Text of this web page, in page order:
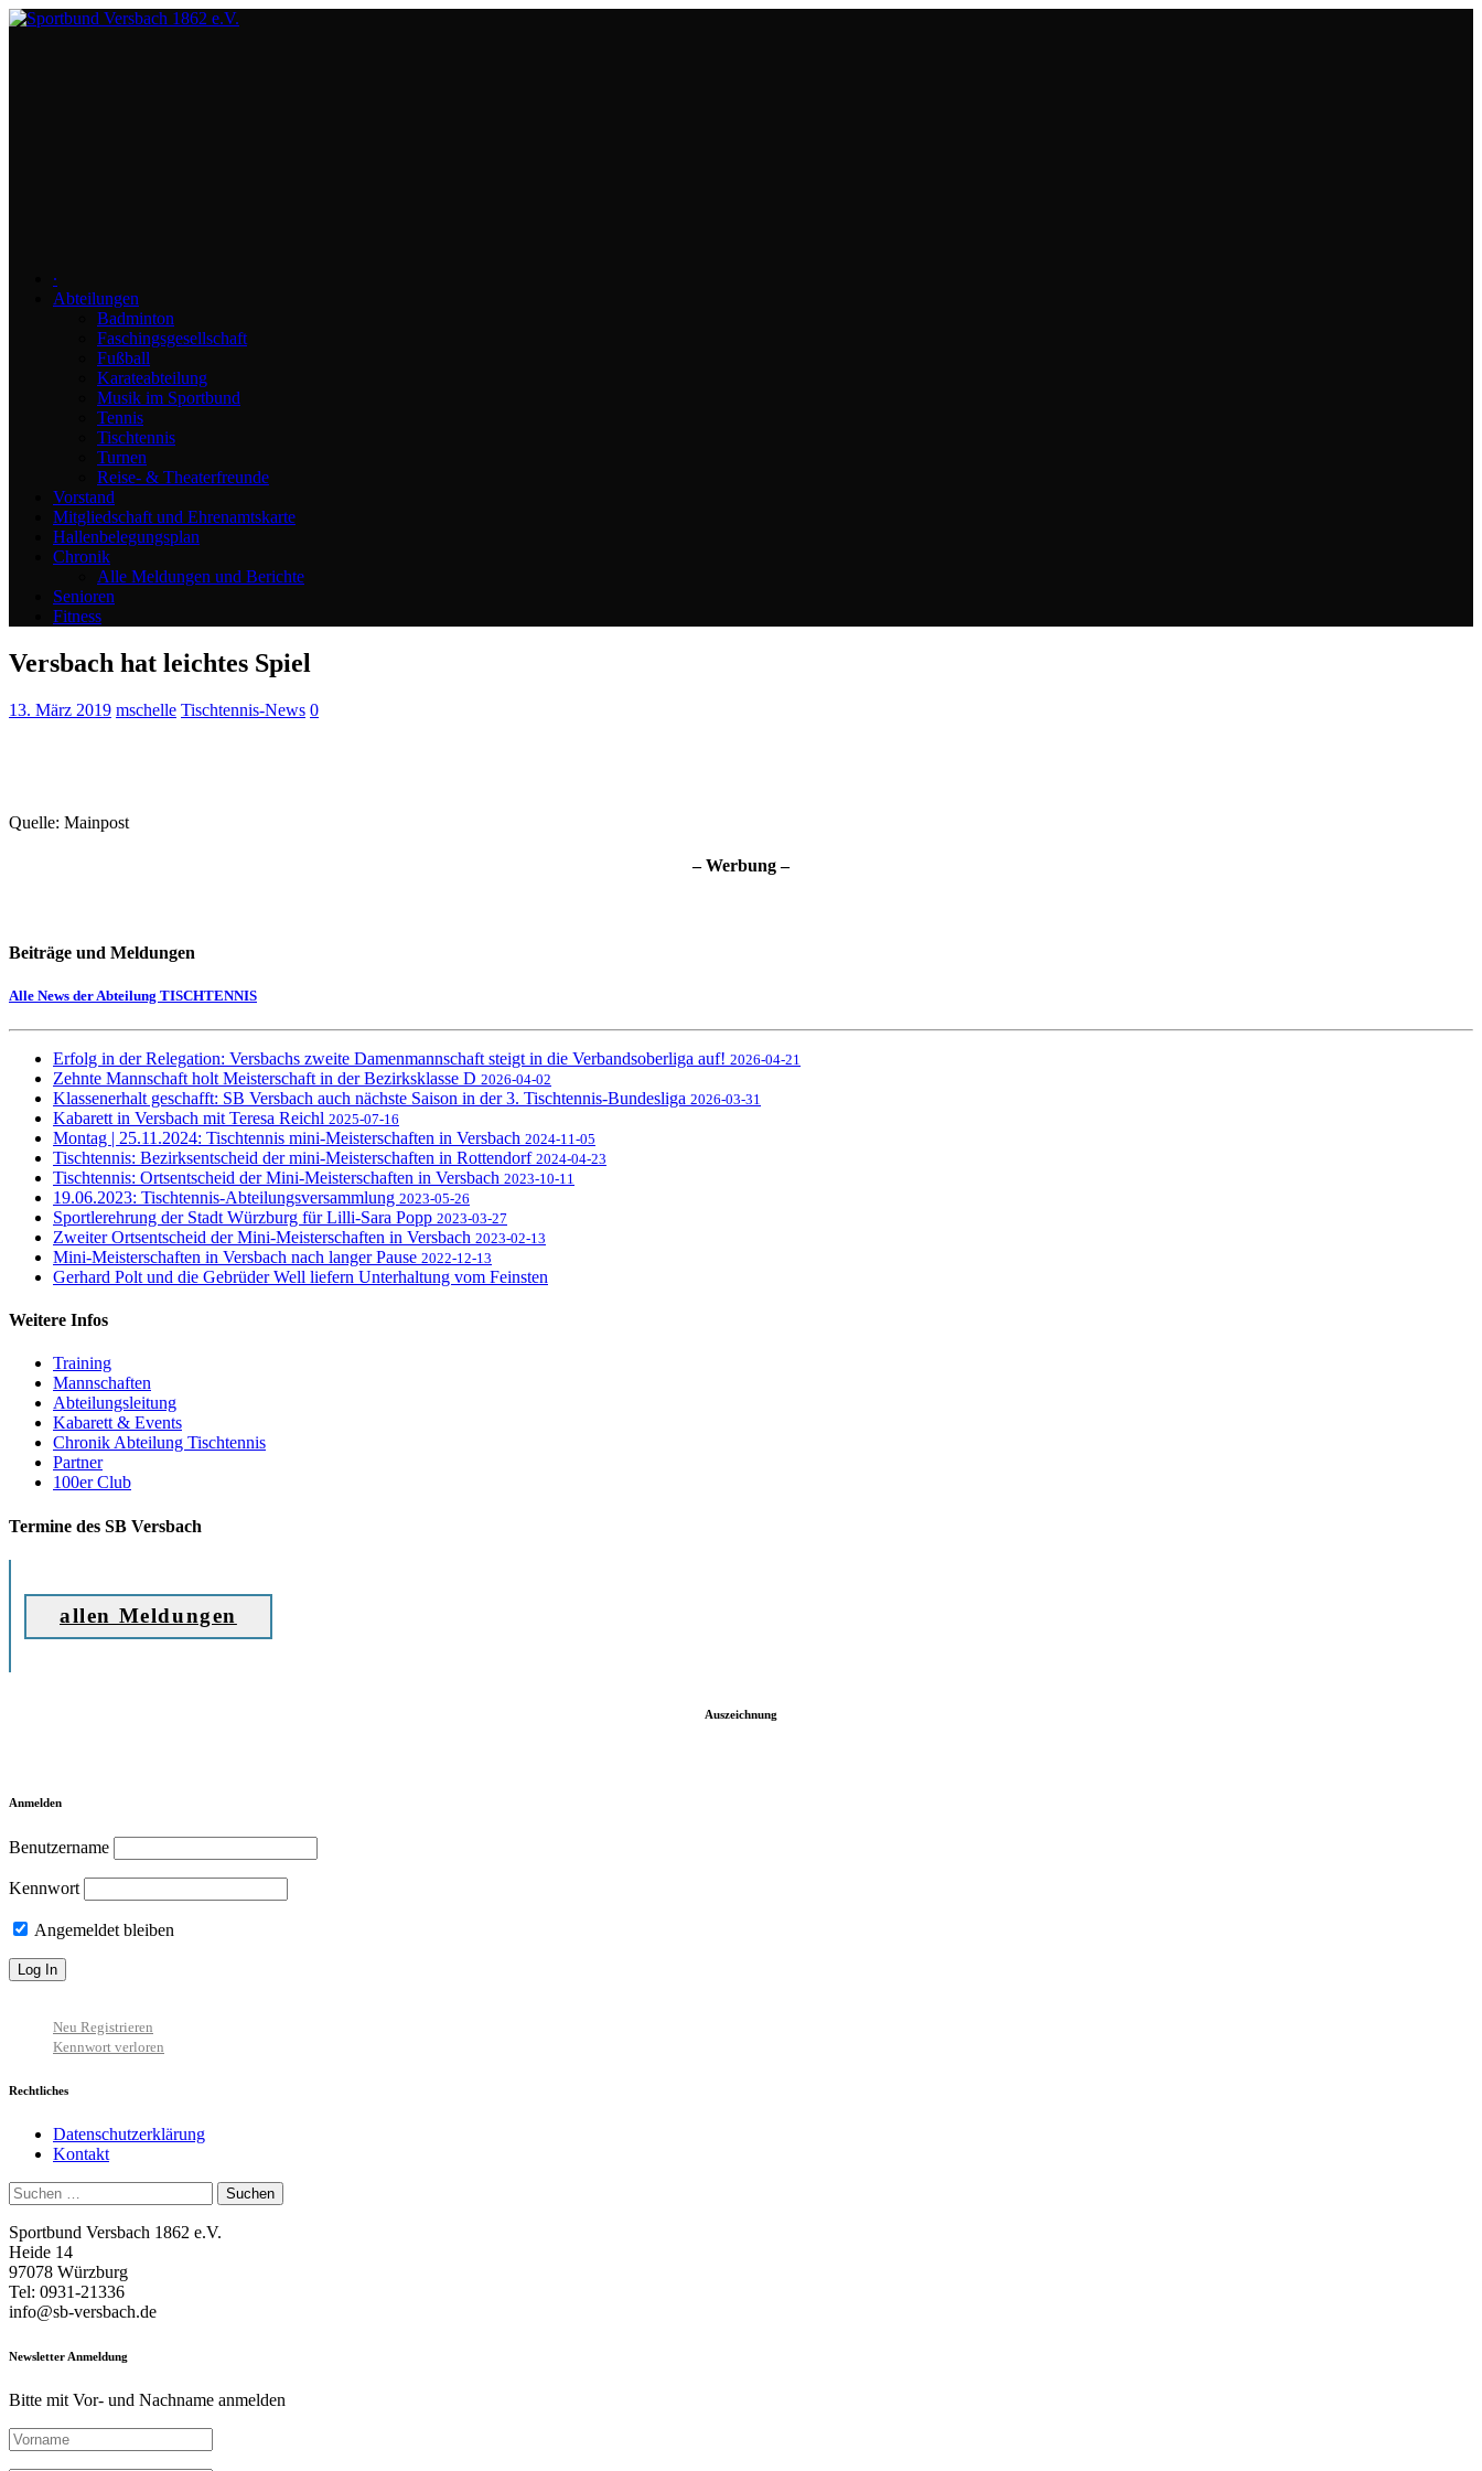
∙
Abteilungen
Badminton
Faschingsgesellschaft
Fußball
Karateabteilung
Musik im Sportbund
Tennis
Tischtennis
Turnen
Reise- & Theaterfreunde
Vorstand
Mitgliedschaft und Ehrenamtskarte
Hallenbelegungsplan
Chronik
Alle Meldungen und Berichte
Senioren
Fitness
Versbach hat leichtes Spiel
13. März 2019 mschelle Tischtennis-News 0
Quelle: Mainpost
– Werbung –
Beiträge und Meldungen
Alle News der Abteilung TISCHTENNIS
Erfolg in der Relegation: Versbachs zweite Damenmannschaft steigt in die Verbandsoberliga auf! 2026-04-21
Zehnte Mannschaft holt Meisterschaft in der Bezirksklasse D 2026-04-02
Klassenerhalt geschafft: SB Versbach auch nächste Saison in der 3. Tischtennis-Bundesliga 2026-03-31
Kabarett in Versbach mit Teresa Reichl 2025-07-16
Montag | 25.11.2024: Tischtennis mini-Meisterschaften in Versbach 2024-11-05
Tischtennis: Bezirksentscheid der mini-Meisterschaften in Rottendorf 2024-04-23
Tischtennis: Ortsentscheid der Mini-Meisterschaften in Versbach 2023-10-11
19.06.2023: Tischtennis-Abteilungsversammlung 2023-05-26
Sportlerehrung der Stadt Würzburg für Lilli-Sara Popp 2023-03-27
Zweiter Ortsentscheid der Mini-Meisterschaften in Versbach 2023-02-13
Mini-Meisterschaften in Versbach nach langer Pause 2022-12-13
Gerhard Polt und die Gebrüder Well liefern Unterhaltung vom Feinsten
Weitere Infos
Training
Mannschaften
Abteilungsleitung
Kabarett & Events
Chronik Abteilung Tischtennis
Partner
100er Club
Termine des SB Versbach
allen Meldungen
Auszeichnung
Anmelden
Benutzername
Kennwort
Angemeldet bleiben
Neu Registrieren
Kennwort verloren
Rechtliches
Datenschutzerklärung
Kontakt
Suchen
nach:
Sportbund Versbach 1862 e.V.
Heide 14
97078 Würzburg
Tel: 0931-21336
info@sb-versbach.de
Newsletter Anmeldung
Bitte mit Vor- und Nachname anmelden